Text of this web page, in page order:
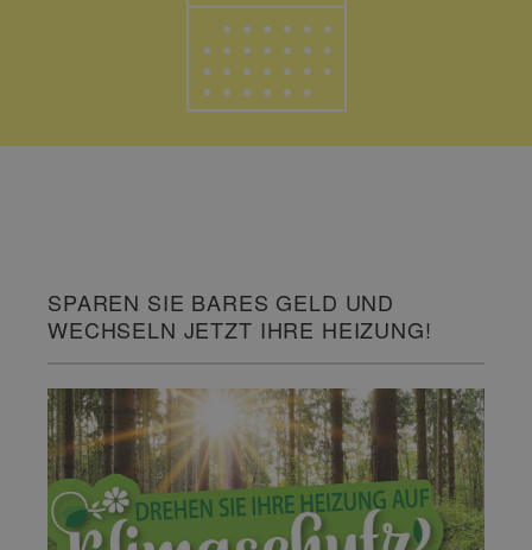
SPAREN SIE BARES GELD UND
WECHSELN JETZT IHRE HEIZUNG!